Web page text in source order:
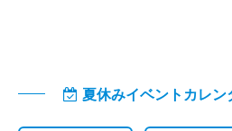
夏休みイベントカレ